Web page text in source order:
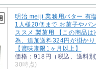
明治 meiji 業務用バター 有
1人様20個まで お菓子やパ
ススメ 製菓用 【この商品は
為、追加送料324円が掛か
【賞味期限1ヶ月以上】
価格：918円（税込、送料
30時点)